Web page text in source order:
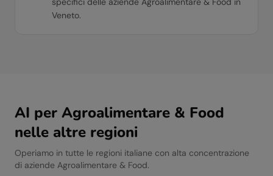
Veneto.
AI per Agroalimentare & Food
nelle altre regioni
Operiamo in tutte le regioni italiane con alta concentrazione
di aziende Agroalimentare & Food.